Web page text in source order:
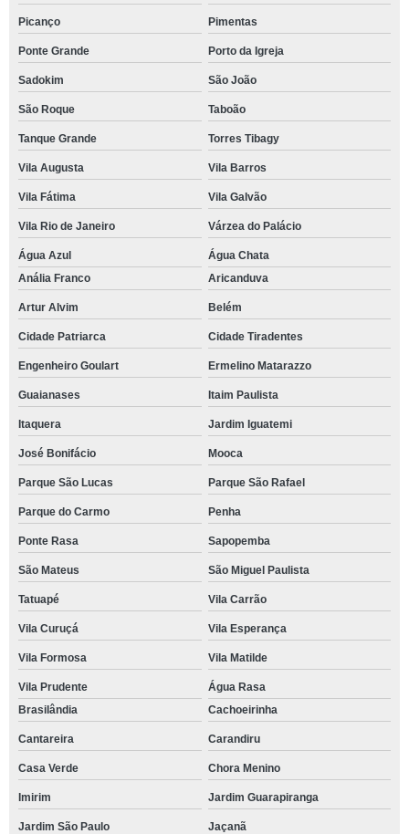
Picanço Pimentas
Ponte Grande Porto da Igreja
Sadokim São João
São Roque Taboão
Tanque Grande Torres Tibagy
Vila Augusta Vila Barros
Vila Fátima Vila Galvão
Vila Rio de Janeiro Várzea do Palácio
Água Azul
Água Chata
Anália Franco
Aricanduva
Artur Alvim Belém
Cidade Patriarca Cidade Tiradentes
Engenheiro Goulart Ermelino Matarazzo
Guaianases Itaim Paulista
Itaquera Jardim Iguatemi
José Bonifácio Mooca
Parque São Lucas Parque São Rafael
Parque do Carmo Penha
Ponte Rasa Sapopemba
São Mateus São Miguel Paulista
Tatuapé Vila Carrão
Vila Curuçá Vila Esperança
Vila Formosa Vila Matilde
Vila Prudente
Água Rasa
Brasilândia
Cachoeirinha
Cantareira Carandiru
Casa Verde Chora Menino
Imirim Jardim Guarapiranga
Jardim São Paulo Jaçanã